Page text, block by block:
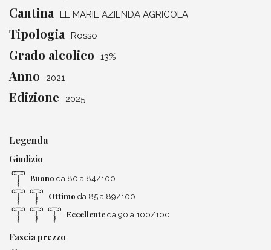
Cantina LE MARIE AZIENDA AGRICOLA
Tipologia Rosso
Grado alcolico 13%
Anno 2021
Edizione 2025
Legenda
Giudizio
Buono da 80 a 84/100
Ottimo da 85 a 89/100
Eccellente da 90 a 100/100
Fascia prezzo